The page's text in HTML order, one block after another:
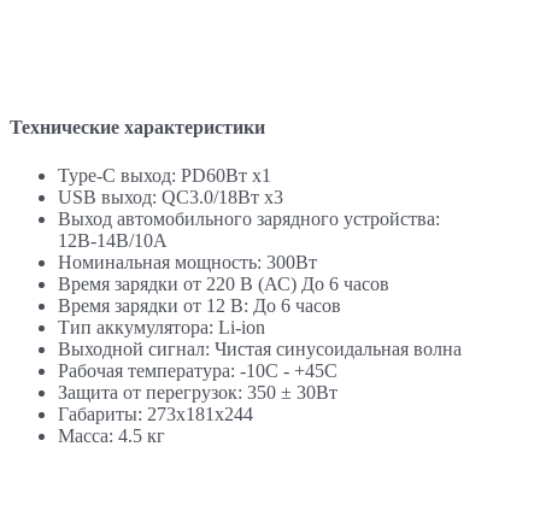
Технические характеристики
Type-C выход: PD60Вт x1
USB выход: QC3.0/18Вт x3
Выход автомобильного зарядного устройства:
12В-14В/10A
Номинальная мощность: 300Вт
Время зарядки от 220 В (АС) До 6 часов
Время зарядки от 12 В: До 6 часов
Тип аккумулятора: Li-ion
Выходной сигнал: Чистая синусоидальная волна
Рабочая температура: -10C - +45C
Защита от перегрузок: 350 ± 30Вт
Габариты: 273x181x244
Масса: 4.5 кг